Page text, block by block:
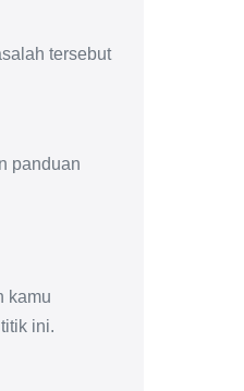
tersebut
panduan
kamu
ini.